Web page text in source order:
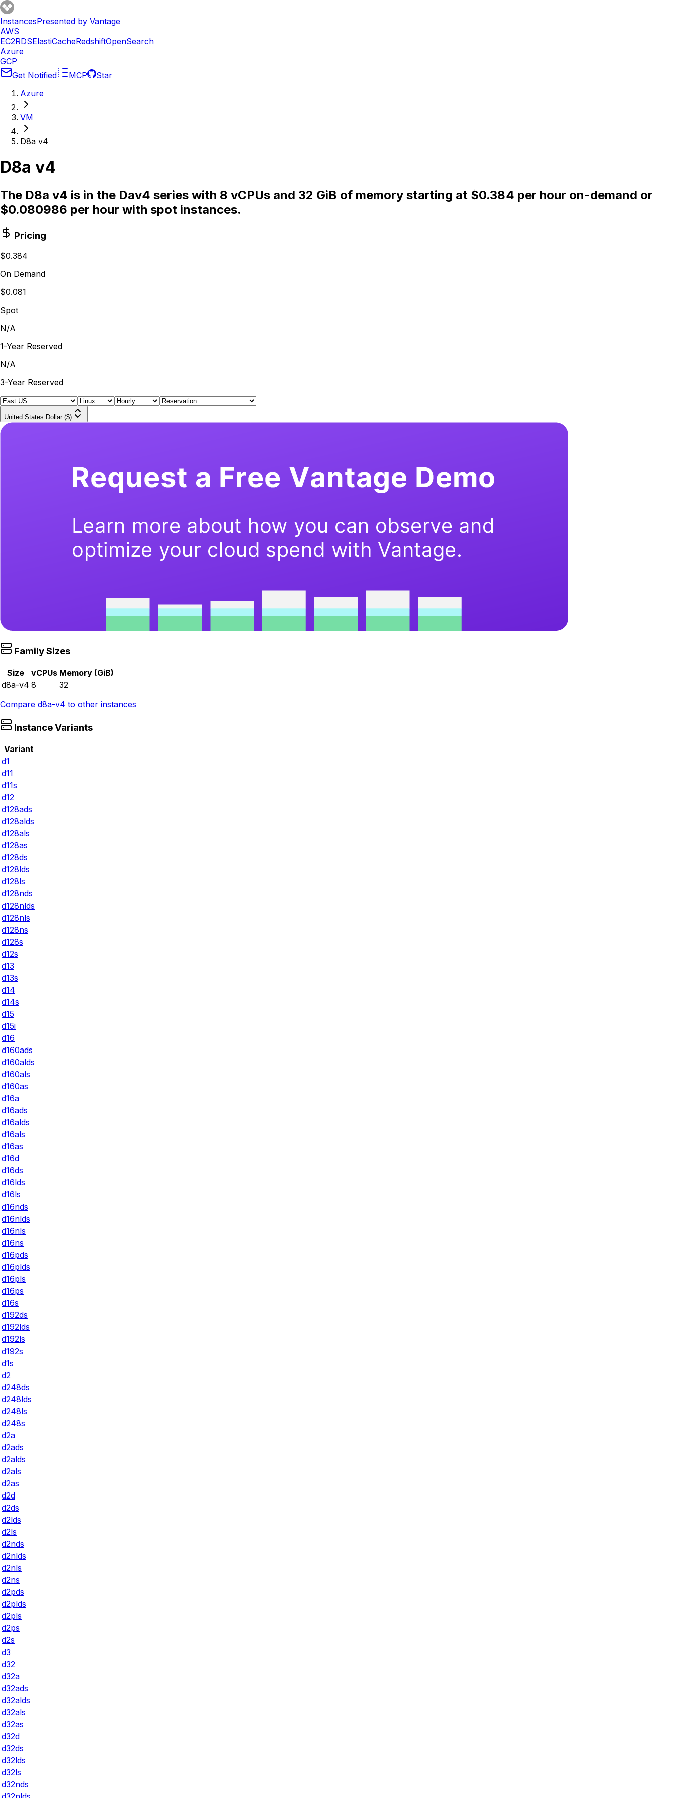
InstancesPresented by Vantage
AWS
EC2RDSElastiCacheRedshiftOpenSearch
Azure
GCP
Get Notified
MCP
Star
Azure
VM
D8a v4
D8a v4
The D8a v4 is in the Dav4 series with 8 vCPUs and 32 GiB of memory starting at $0.384 per hour on-demand or
$0.080986 per hour with spot instances.
Pricing
$0.384
On Demand
$0.081
Spot
N/A
1-Year Reserved
N/A
3-Year Reserved
United States Dollar ($)
Family Sizes
Size vCPUs Memory (GiB)
d8a-v4 8
32
Compare d8a-v4 to other instances
Instance Variants
Variant
d1
d11
d11s
d12
d128ads
d128alds
d128als
d128as
d128ds
d128lds
d128ls
d128nds
d128nlds
d128nls
d128ns
d128s
d12s
d13
d13s
d14
d14s
d15
d15i
d16
d160ads
d160alds
d160als
d160as
d16a
d16ads
d16alds
d16als
d16as
d16d
d16ds
d16lds
d16ls
d16nds
d16nlds
d16nls
d16ns
d16pds
d16plds
d16pls
d16ps
d16s
d192ds
d192lds
d192ls
d192s
d1s
d2
d248ds
d248lds
d248ls
d248s
d2a
d2ads
d2alds
d2als
d2as
d2d
d2ds
d2lds
d2ls
d2nds
d2nlds
d2nls
d2ns
d2pds
d2plds
d2pls
d2ps
d2s
d3
d32
d32a
d32ads
d32alds
d32als
d32as
d32d
d32ds
d32lds
d32ls
d32nds